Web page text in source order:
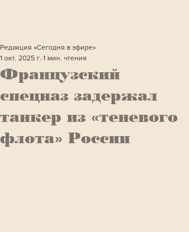
Французский
спецназ задержал
танкер из «теневого
флота» России
Редакция «Сегодня в эфире»
1 окт. 2025 г. 1 мин. чтения